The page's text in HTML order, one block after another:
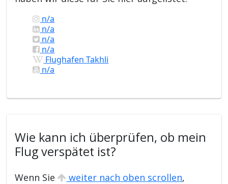
n/a
n/a
n/a
n/a
Flughafen Takhli
n/a
Wie kann ich überprüfen, ob mein
Flug verspätet ist?
Wenn Sie weiter nach oben scrollen,